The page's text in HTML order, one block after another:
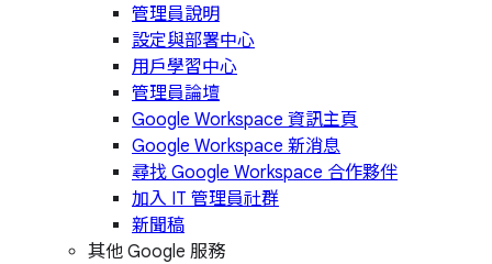
管理員說明
設定與部署中心
用戶學習中心
管理員論壇
Google Workspace 資訊主頁
Google Workspace 新消息
尋找 Google Workspace 合作夥伴
加入 IT 管理員社群
新聞稿
其他 Google 服務